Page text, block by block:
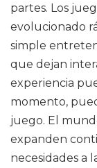
partes. Los
evolucionado
simple
que dejan
experiencia
momento,
juego. El
expanden
necesidades a